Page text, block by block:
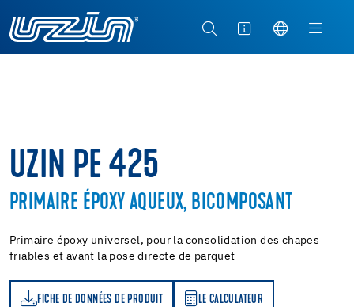
UZIN PE 425
PRIMAIRE ÉPOXY AQUEUX, BICOMPOSANT
Primaire époxy universel, pour la consolidation des chapes
friables et avant la pose directe de parquet
FICHE DE DONNÉES DE PRODUIT LE CALCULATEUR
LE CALCULATEUR